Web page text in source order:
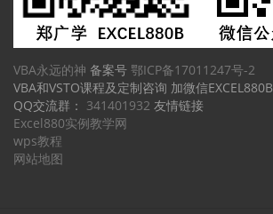
VBA永远的神 备案号 鄂ICP备17011247号-2
VBA和VSTO课程及定制咨询 加微信EXCEL880B
QQ交流群： 341401932 友情链接
Excel880实例教学网
wps教程
网站地图